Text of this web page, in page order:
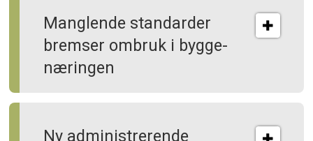
Manglende standarder
bremser ombruk i bygge­
næringen
Ny administrerende